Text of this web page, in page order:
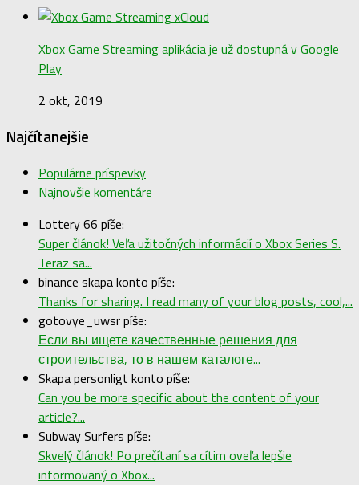
Xbox Game Streaming aplikácia je už dostupná v Google
Play
2 okt, 2019
Najčítanejšie
Populárne príspevky
Najnovšie komentáre
Lottery 66 píše:
Super článok! Veľa užitočných informácií o Xbox Series S.
Teraz sa...
binance skapa konto píše:
Thanks for sharing. I read many of your blog posts, cool,...
gotovye_uwsr píše:
Если вы ищете качественные решения для
строительства, то в нашем каталоге...
Skapa personligt konto píše:
Can you be more specific about the content of your
article?...
Subway Surfers píše:
Skvelý článok! Po prečítaní sa cítim oveľa lepšie
informovaný o Xbox...